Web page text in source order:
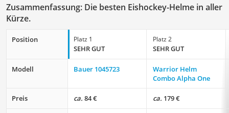
Zusammenfassung: Die besten Eishockey-Helme in aller
Kürze.
Position Platz 1
SEHR GUT
Platz 2
SEHR GUT
Modell Bauer 1045723
Warrior Helm
Combo Alpha One
Preis ca. 84 € ca. 179 €